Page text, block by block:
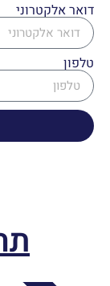
דואר אלקטרוני
טלפון